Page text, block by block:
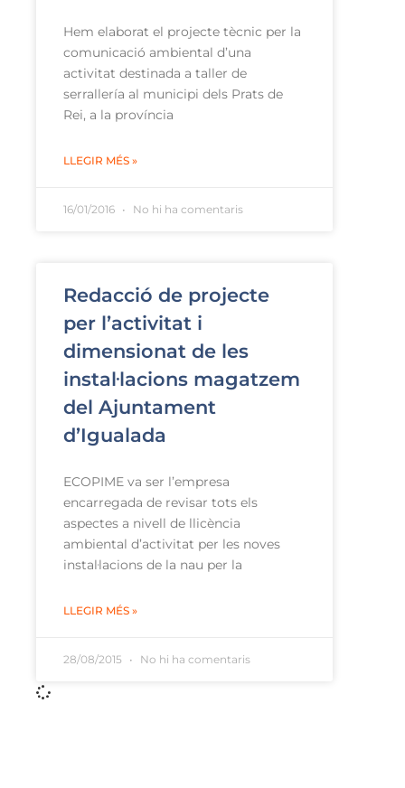
Hem elaborat el projecte tècnic per la
comunicació ambiental d’una
activitat destinada a taller de
serrallería al municipi dels Prats de
Rei, a la província
LLEGIR MÉS »
16/01/2016 No hi ha comentaris
Redacció de projecte
per l’activitat i
dimensionat de les
instal·lacions magatzem
del Ajuntament
d’Igualada
ECOPIME va ser l’empresa
encarregada de revisar tots els
aspectes a nivell de llicència
ambiental d’activitat per les noves
instal·lacions de la nau per la
LLEGIR MÉS »
28/08/2015 No hi ha comentaris